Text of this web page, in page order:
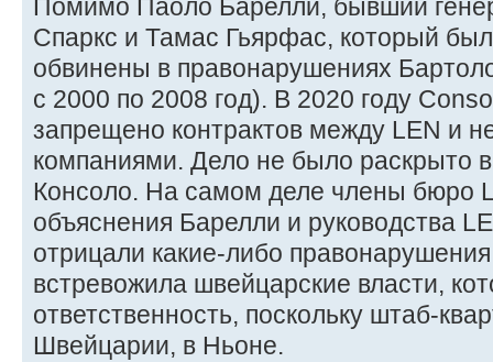
Помимо Паоло Барелли, бывший
Спаркс и Тамас Гьярфас, который
обвинены в правонарушениях
с 2000 по 2008 год). В 2020 году
запрещено контрактов между LEN и
компаниями. Дело не было раскрыто
Консоло. На самом деле члены бюро
объяснения Барелли и руководства
отрицали какие-либо
встревожила швейцарские власти,
ответственность, поскольку штаб-
Швейцарии, в Ньоне.